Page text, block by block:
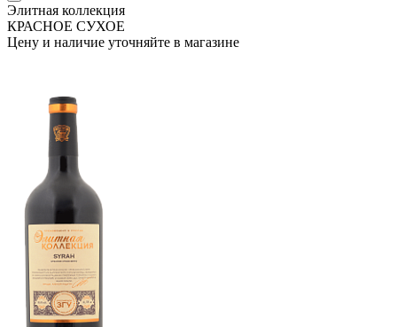
Элитная коллекция
КРАСНОЕ СУХОЕ
Цену и наличие уточняйте в магазине